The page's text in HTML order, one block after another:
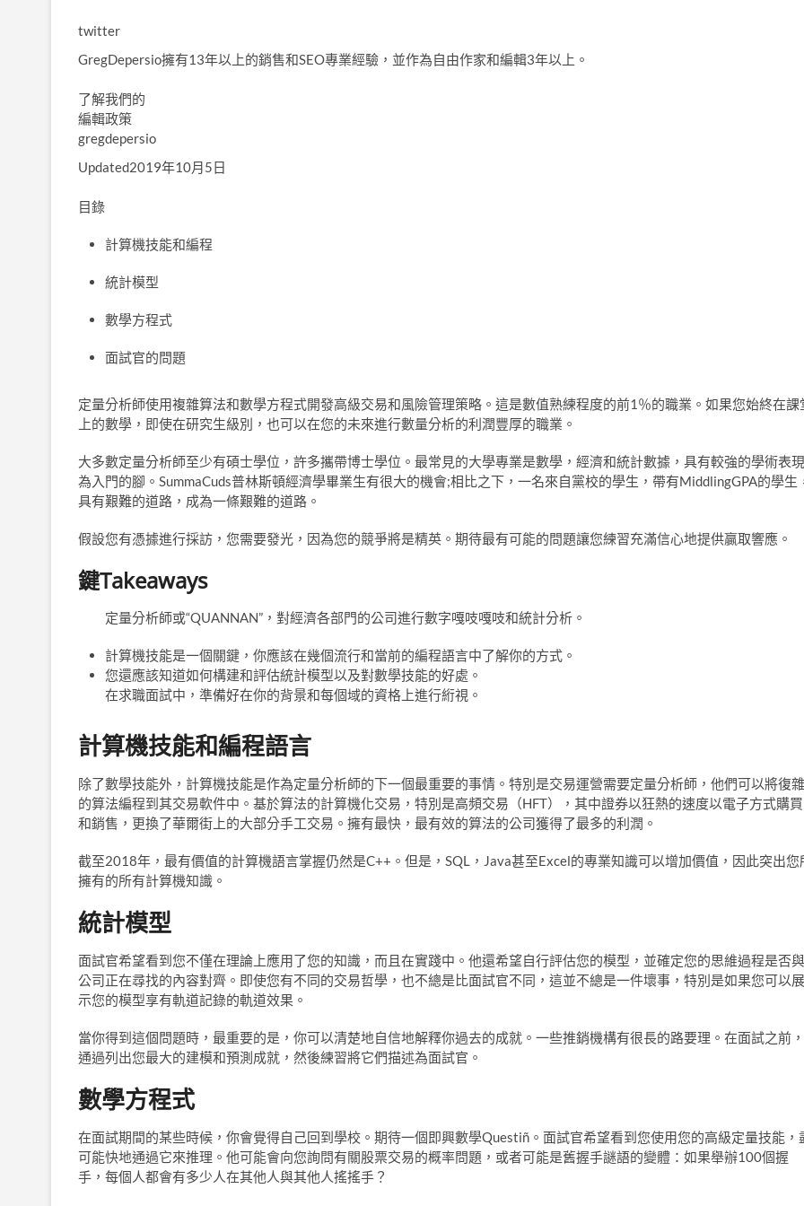
twitter
GregDepersio擁有13年以上的銷售和SEO專業經驗，並作為自由作家和編輯3年以上。
了解我們的
編輯政策
gregdepersio
Updated2019年10月5日
目錄
計算機技能和編程
統計模型
數學方程式
面試官的問題
定量分析師使用複雜算法和數學方程式開發高級交易和風險管理策略。這是數值熟練程度的前1％的職業。如果您始終在課
上的數學，即使在研究生級別，也可以在您的未來進行數量分析的利潤豐厚的職業。
大多數定量分析師至少有碩士學位，許多攜帶博士學位。最常見的大學專業是數學，經濟和統計數據，具有較強的學術表現
為入門的腳。SummaCuds普林斯頓經濟學畢業生有很大的機會;相比之下，一名來自黨校的學生，帶有MiddlingGPA的學生
具有艱難的道路，成為一條艱難的道路。
假設您有憑據進行採訪，您需要發光，因為您的競爭將是精英。期待最有可能的問題讓您練習充滿信心地提供贏取響應。
鍵Takeaways
定量分析師或“QUANNAN”，對經濟各部門的公司進行數字嘎吱嘎吱和統計分析。
計算機技能是一個關鍵，你應該在幾個流行和當前的編程語言中了解你的方式。
您還應該知道如何構建和評估統計模型以及對數學技能的好處。
在求職面試中，準備好在你的背景和每個域的資格上進行絎視。
計算機技能和編程語言
除了數學技能外，計算機技能是作為定量分析師的下一個最重要的事情。特別是交易運營需要定量分析師，他們可以將復雜
的算法編程到其交易軟件中。基於算法的計算機化交易，特別是高頻交易（HFT），其中證券以狂熱的速度以電子方式購買
和銷售，更換了華爾街上的大部分手工交易。擁有最快，最有效的算法的公司獲得了最多的利潤。
截至2018年，最有價值的計算機語言掌握仍然是C++。但是，SQL，Java甚至Excel的專業知識可以增加價值，因此突出您
擁有的所有計算機知識。
統計模型
面試官希望看到您不僅在理論上應用了您的知識，而且在實踐中。他還希望自行評估您的模型，並確定您的思維過程是否與
公司正在尋找的內容對齊。即使您有不同的交易哲學，也不總是比面試官不同，這並不總是一件壞事，特別是如果您可以展
示您的模型享有軌道記錄的軌道效果。
當你得到這個問題時，最重要的是，你可以清楚地自信地解釋你過去的成就。一些推銷機構有很長的路要理。在面試之前，
通過列出您最大的建模和預測成就，然後練習將它們描述為面試官。
數學方程式
在面試期間的某些時候，你會覺得自己回到學校。期待一個即興數學Questiñ。面試官希望看到您使用您的高級定量技能，
可能快地通過它來推理。他可能會向您詢問有關股票交易的概率問題，或者可能是舊握手謎語的變體：如果舉辦100個握
手，每個人都會有多少人在其他人與其他人搖搖手？